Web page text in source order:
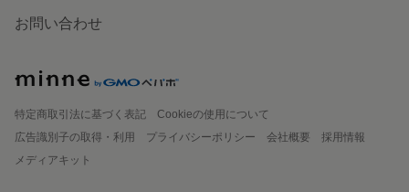
お問い合わせ
特定商取引法に基づく表記
Cookieの使用について
広告識別子の取得・利用
プライバシーポリシー 会社概要
採用情報
メディアキット